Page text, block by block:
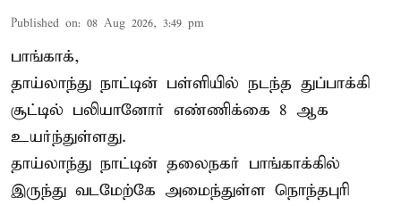
Published on: 08 Aug 2026, 3:49 pm
பாங்காக்,
தாய்லாந்து நாட்டின் பள்ளியில் நடந்த துப்பாக்கி
சூட்டில் பலியானோர் எண்ணிக்கை 8 ஆக
உயர்ந்துள்ளது.
தாய்லாந்து நாட்டின் தலைநகர் பாங்காக்கில்
இருந்து வடமேற்கே அமைந்துள்ள நொந்தபுரி